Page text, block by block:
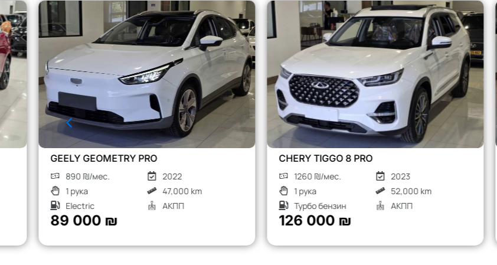
CHERY TIGGO 8 PRO
1260 ₪/мес.
1 рука
52,000 km
Турбо бензин
АКПП
126 000 ₪
NISSAN X-TRAIL
480 ₪/мес.
2 рука
136,000 km
Турбо дизель
АКПП
48 000 ₪